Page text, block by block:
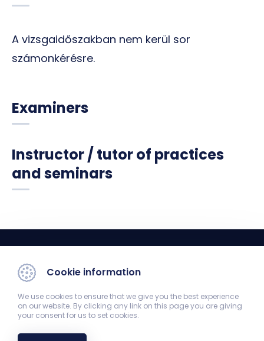
A vizsgaidőszakban nem kerül sor
számonkérésre.
Examiners
Instructor / tutor of practices
and seminars
Department of Medical Biology
7624 Pécs, Szigeti út 12.
Cookie information
We use cookies to ensure that we give you the best experience
on our website. By clicking any link on this page you are giving
your consent for us to set cookies.